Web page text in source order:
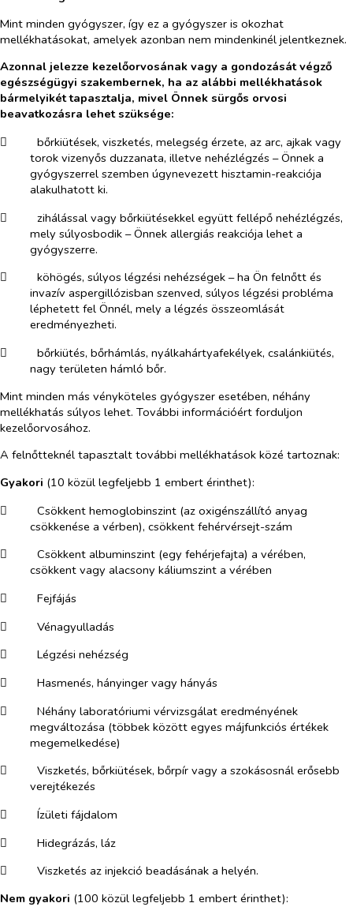
Mint minden gyógyszer, így ez a gyógyszer is okozhat
mellékhatásokat, amelyek azonban nem mindenkinél jelentkeznek.
Azonnal jelezze kezelőorvosának vagy a gondozását végző
egészségügyi szakembernek, ha az alábbi mellékhatások
bármelyikét tapasztalja, mivel Önnek sürgős orvosi
beavatkozásra lehet szüksége:
​
bőrkiütések, viszketés, melegség érzete, az arc, ajkak vagy
torok vizenyős duzzanata, illetve nehézlégzés – Önnek a
gyógyszerrel szemben úgynevezett hisztamin-reakciója
alakulhatott ki.
​
zihálással vagy bőrkiütésekkel együtt fellépő nehézlégzés,
mely súlyosbodik – Önnek allergiás reakciója lehet a
gyógyszerre.
​
köhögés, súlyos légzési nehézségek – ha Ön felnőtt és
invazív aspergillózisban szenved, súlyos légzési probléma
léphetett fel Önnél, mely a légzés összeomlását
eredményezheti.
​
bőrkiütés, bőrhámlás, nyálkahártyafekélyek, csalánkiütés,
nagy területen hámló bőr.
Mint minden más vényköteles gyógyszer esetében, néhány
mellékhatás súlyos lehet. További információért forduljon
kezelőorvosához.
A felnőtteknél tapasztalt további mellékhatások közé tartoznak:
Gyakori (10 közül legfeljebb 1 embert érinthet):
​
Csökkent hemoglobinszint (az oxigénszállító anyag
csökkenése a vérben), csökkent fehérvérsejt-szám
​
Csökkent albuminszint (egy fehérjefajta) a vérében,
csökkent vagy alacsony káliumszint a vérében
​
Fejfájás
​
Vénagyulladás
​
Légzési nehézség
​
Hasmenés, hányinger vagy hányás
​
Néhány laboratóriumi vérvizsgálat eredményének
megváltozása (többek között egyes májfunkciós értékek
megemelkedése)
​
Viszketés, bőrkiütések, bőrpír vagy a szokásosnál erősebb
verejtékezés
​
Ízületi fájdalom
​
Hidegrázás, láz
​
Viszketés az injekció beadásának a helyén.
Nem gyakori (100 közül legfeljebb 1 embert érinthet):